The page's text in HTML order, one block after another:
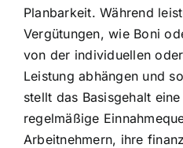
Planbarkeit. Während
Vergütungen, wie Boni
von der individuellen
Leistung abhängen und
stellt das Basisgehalt
regelmäßige
Arbeitnehmern, ihre